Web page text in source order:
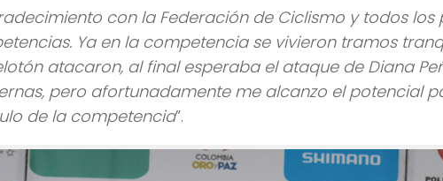
con la Federación de Ciclismo y todos los
Ya en la competencia se vivieron tramos
atacaron, al final esperaba el ataque de Diana
pero afortunadamente me alcanzo el potencial
de la competencia”.